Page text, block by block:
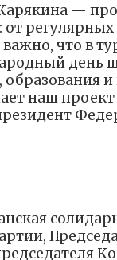
—
регулярных
что в
день
образования
наш